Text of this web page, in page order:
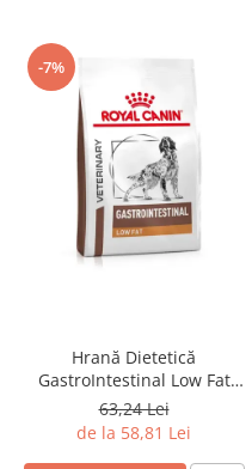
-7%
Hrană Dietetică
GastroIntestinal Low Fat
pentru Câini - Royal Canin
63,24 Lei
de la 58,81 Lei